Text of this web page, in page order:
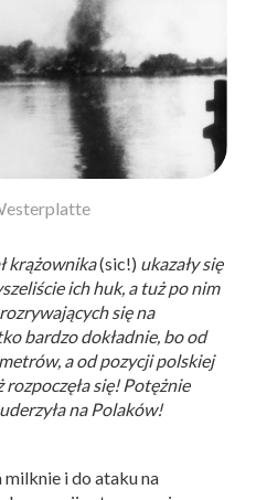
krążownika(sic!) ukazały się
ich huk, a tuż po nim
się na
bardzo dokładnie, bo od
a od pozycji polskiej
się! Potężnie
na Polaków!
i do ataku na